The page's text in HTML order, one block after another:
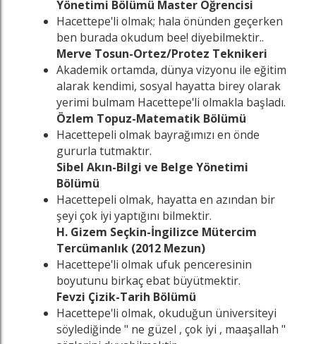
Yönetimi Bölümü Master Öğrencisi
Hacettepe'li olmak; hala önünden geçerken
ben burada okudum bee! diyebilmektir..
Merve Tosun-Ortez/Protez Teknikeri
Akademik ortamda, dünya vizyonu ile eğitim
alarak kendimi, sosyal hayatta birey olarak
yerimi bulmam Hacettepe'li olmakla başladı.
Özlem Topuz-Matematik Bölümü
Hacettepeli olmak bayrağımızı en önde
gururla tutmaktır.
Sibel Akın-Bilgi ve Belge Yönetimi
Bölümü
Hacettepeli olmak, hayatta en azından bir
şeyi çok iyi yaptığını bilmektir.
H. Gizem Seçkin-İngilizce Mütercim
Tercümanlık (2012 Mezun)
Hacettepe'li olmak ufuk penceresinin
boyutunu birkaç ebat büyütmektir.
Fevzi Çizik-Tarih Bölümü
Hacettepe'li olmak, okuduğun üniversiteyi
söylediğinde " ne güzel , çok iyi , maaşallah "